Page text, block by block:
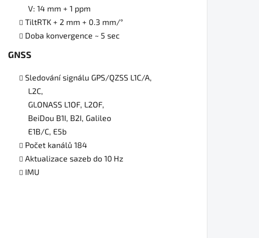
V: 14 mm + 1 ppm
TiltRTK + 2 mm + 0.3 mm/°
Doba konvergence ~ 5 sec
GNSS
Sledování signálu GPS/QZSS L1C/A,
L2C,
GLONASS L1OF, L2OF,
BeiDou B1I, B2I, Galileo
E1B/C, E5b
Počet kanálů 184
Aktualizace sazeb do 10 Hz
IMU